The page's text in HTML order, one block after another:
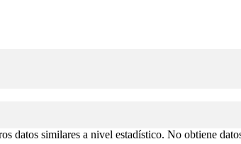
datos similares a nivel estadístico. No obtiene